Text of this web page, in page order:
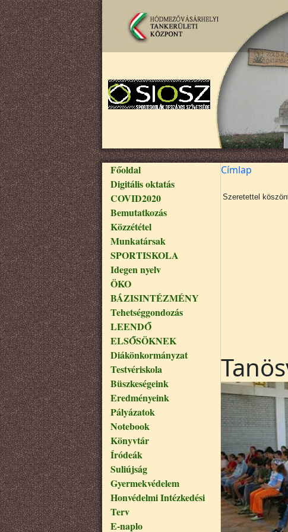
Ugrás a tartalomra
Fő navigáció
Főoldal
Digitális oktatás
COVID2020
Bemutatkozás
Közzététel
Munkatársak
SPORTISKOLA
Idegen nyelv
ÖKO
BÁZISINTÉZMÉNY
Tehetséggondozás
LEENDŐ
ELSŐSÖKNEK
Diákönkormányzat
Testvériskola
Büszkeségeink
Eredményeink
Pályázatok
Notebook
Könyvtár
Íródeák
Suliújság
Gyermekvédelem
Honvédelmi Intézkedési
Terv
E-naplo
Címlap
Szeretettel